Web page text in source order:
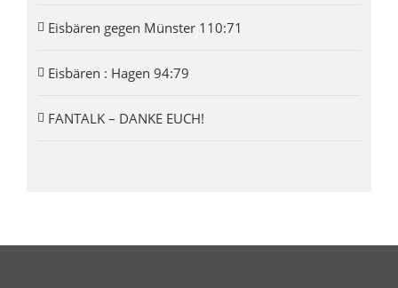
Eisbären gegen Münster 110:71
Eisbären : Hagen 94:79
FANTALK – DANKE EUCH!